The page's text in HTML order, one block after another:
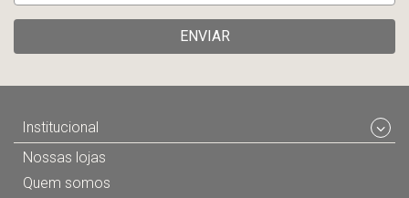
ENVIAR
Institucional
Nossas lojas
Quem somos